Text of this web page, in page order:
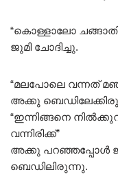
“കൊള്ളാലോ
ജുമി ചോദിച്ചു.
“മലപോലെ വന്നത്
അക്കു
“ഇന്നിങ്ങനെ
വന്നിരിക്ക്”
അക്കു പറഞ്ഞപ്പോൾ
ബെഡിലിരുന്നു.